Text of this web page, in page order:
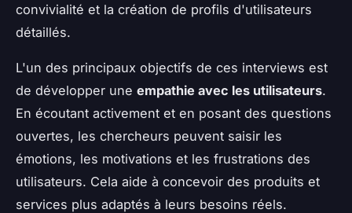
convivialité et la création de profils d'utilisateurs
détaillés.
L'un des principaux objectifs de ces interviews est
de développer une empathie avec les utilisateurs.
En écoutant activement et en posant des questions
ouvertes, les chercheurs peuvent saisir les
émotions, les motivations et les frustrations des
utilisateurs. Cela aide à concevoir des produits et
services plus adaptés à leurs besoins réels.